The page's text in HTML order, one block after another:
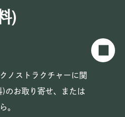
)
ノストラクチャーに関
)のお取り寄せ、または
。